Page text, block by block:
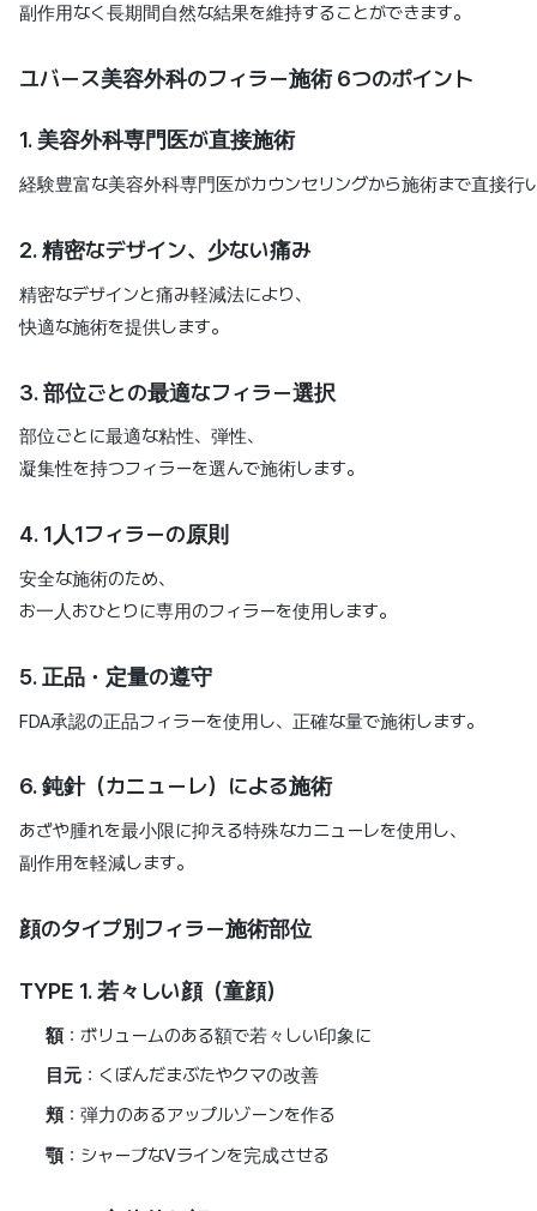
副作用なく長期間自然な結果を維持することができます。
ユバース美容外科のフィラー施術 6つのポイント
1. 美容外科専門医が直接施術
経験豊富な美容外科専門医がカウンセリングから施術まで直接行
2. 精密なデザイン、少ない痛み
精密なデザインと痛み軽減法により、
快適な施術を提供します。
3. 部位ごとの最適なフィラー選択
部位ごとに最適な粘性、弾性、
凝集性を持つフィラーを選んで施術します。
4. 1人1フィラーの原則
安全な施術のため、
お一人おひとりに専用のフィラーを使用します。
5. 正品・定量の遵守
FDA承認の正品フィラーを使用し、正確な量で施術します。
6. 鈍針（カニューレ）による施術
あざや腫れを最小限に抑える特殊なカニューレを使用し、
副作用を軽減します。
顔のタイプ別フィラー施術部位
TYPE 1. 若々しい顔（童顔）
額：ボリュームのある額で若々しい印象に
目元 ：くぼんだまぶたやクマの改善
頬：弾力のあるアップルゾーンを作る
顎 ：シャープなVラインを完成させる